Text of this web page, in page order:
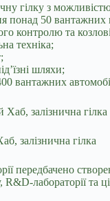
гілку з
понад 50 вантажних
контролю та
техніка;
шляхи;
вантажних
залізнична гілка
передбачено
R&D-лабораторії та